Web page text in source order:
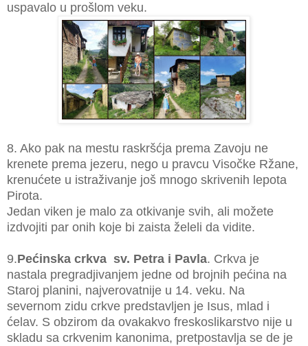
uspavalo u prošlom veku.
8. Ako pak na mestu raskršćja prema Zavoju ne
krenete prema jezeru, nego u pravcu Visočke Ržane,
krenućete u istraživanje još mnogo skrivenih lepota
Pirota.
Jedan viken je malo za otkivanje svih, ali možete
izdvojiti par onih koje bi zaista želeli da vidite.
9.Pećinska crkva sv. Petra i Pavla. Crkva je
nastala pregradjivanjem jedne od brojnih pećina na
Staroj planini, najverovatnije u 14. veku. Na
severnom zidu crkve predstavljen je Isus, mlad i
ćelav. S obzirom da ovakakvo freskoslikarstvo nije u
skladu sa crkvenim kanonima, pretpostavlja se de je